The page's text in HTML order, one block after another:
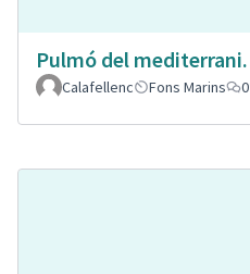
Pulmó del mediterrani.
Calafellenc
Fons Marins 0